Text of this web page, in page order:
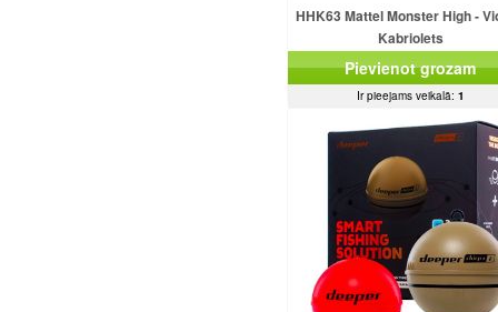
HHK63 Mattel Monster High -
Kabriolets
Pievienot grozam
Ir pieejams veikalā: 1